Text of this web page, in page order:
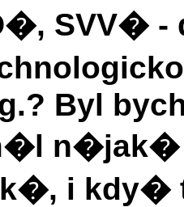
SVV� -
Byl
i kdy�